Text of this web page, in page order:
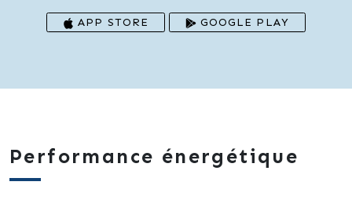
APP STORE GOOGLE PLAY
Performance énergétique